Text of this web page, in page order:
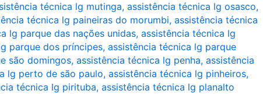
técnica lg mutinga, assistência técnica lg osasco,
técnica lg paineiras do morumbi, assistência técnica
lg parque das nações unidas, assistência técnica lg
parque dos príncipes, assistência técnica lg parque
são domingos, assistência técnica lg penha, assistência
lg perto de são paulo, assistência técnica lg pinheiros,
técnica lg pirituba, assistência técnica lg planalto